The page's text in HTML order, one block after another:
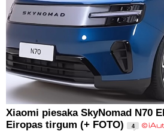
Xiaomi piesaka SkyNomad N70
Eiropas tirgum (+ FOTO)
4